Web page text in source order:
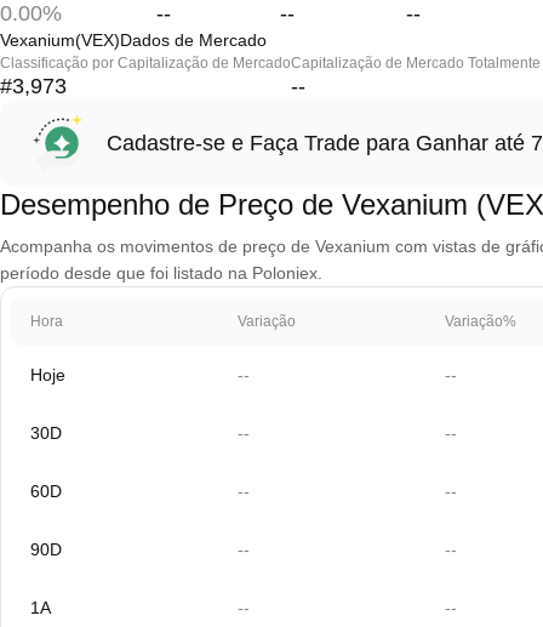
0.00% -- -- --
Vexanium(VEX)Dados de Mercado
Classificação por Capitalização de Mercado
#3,973
Capitalização de Mercado
--
Cadastre-se e Faça Trade para Ganhar até
Desempenho de Preço de Vexanium
Acompanha os movimentos de preço de Vexanium com vistas de
período desde que foi listado na Poloniex.
Hora Variação Variação%
Hoje -- --
30D -- --
60D -- --
90D -- --
1A -- --